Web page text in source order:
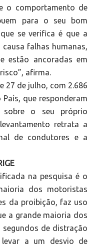
o comportamento de
para o seu bom
se verifica é que a
falhas humanas,
estão ancoradas em
afirma.
27 de julho, com 2.686
que responderam
o seu próprio
retrata a
de condutores e a
na pesquisa é o
dos motoristas
da proibição, faz uso
a grande maioria dos
de distração
a um desvio de